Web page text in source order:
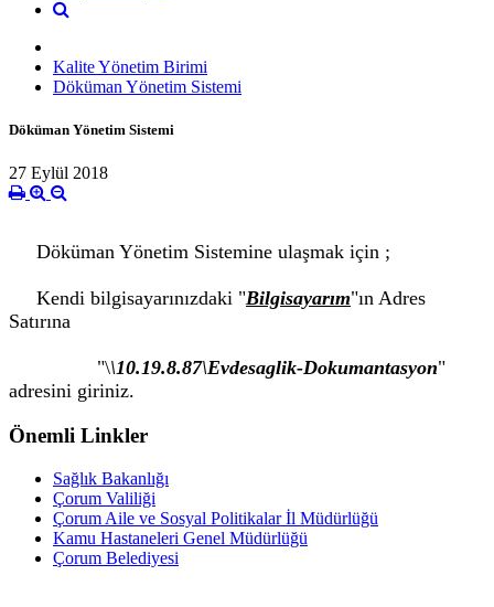
Kalite Yönetim Birimi
Döküman Yönetim Sistemi
Döküman Yönetim Sistemi
27 Eylül 2018
Döküman Yönetim Sistemine ulaşmak için ;
Kendi bilgisayarınızdaki "Bilgisayarım"ın Adres
Satırına
"\\10.19.8.87\Evdesaglik-Dokumantasyon"
adresini giriniz.
Önemli Linkler
Sağlık Bakanlığı
Çorum Valiliği
Çorum Aile ve Sosyal Politikalar İl Müdürlüğü
Kamu Hastaneleri Genel Müdürlüğü
Çorum Belediyesi